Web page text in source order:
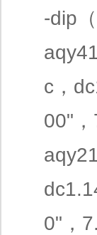
-dip
c，
00"，
0"，